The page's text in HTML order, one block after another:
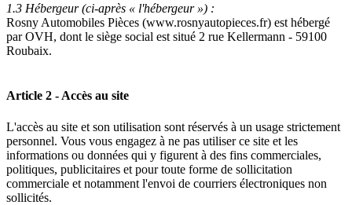
1.3 Hébergeur (ci-après « l'hébergeur ») :
Rosny Automobiles Pièces (www.rosnyautopieces.fr) est hébergé
par OVH, dont le siège social est situé 2 rue Kellermann - 59100
Roubaix.
Article 2 - Accès au site
L'accès au site et son utilisation sont réservés à un usage strictement
personnel. Vous vous engagez à ne pas utiliser ce site et les
informations ou données qui y figurent à des fins commerciales,
politiques, publicitaires et pour toute forme de sollicitation
commerciale et notamment l'envoi de courriers électroniques non
sollicités.